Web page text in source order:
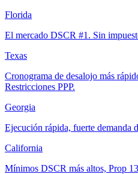
Florida
El mercado DSCR #1. Sin
Texas
Cronograma de desalojo más
Restricciones PPP.
Georgia
Ejecución rápida, fuerte demanda
California
Mínimos DSCR más altos, Prop